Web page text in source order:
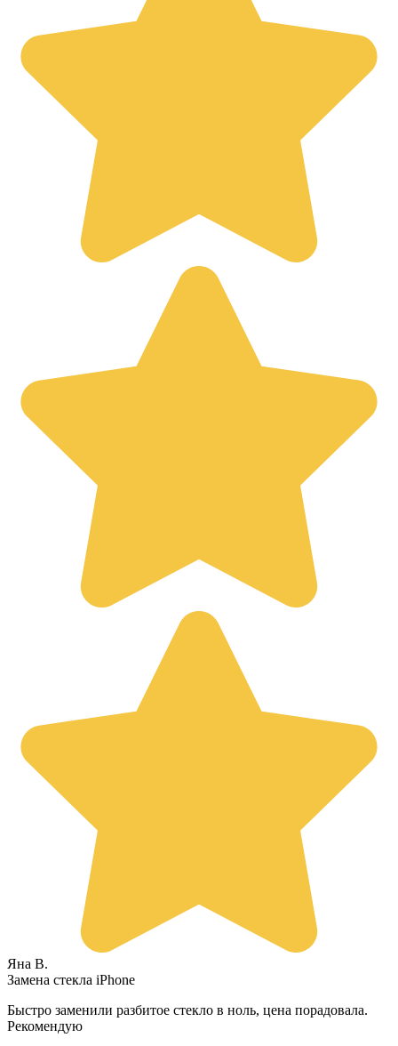
Яна В.
Замена стекла iPhone
Быстро заменили разбитое стекло в ноль, цена порадовала.
Рекомендую